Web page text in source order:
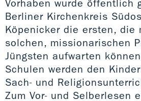
Vorhaben wurde öffentlich
Berliner Kirchenkreis
Köpenicker die ersten, die
solchen, missionarischen
Jüngsten aufwarten
Schulen werden den
Sach- und
Zum Vor- und Selberlesen